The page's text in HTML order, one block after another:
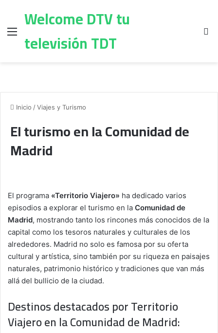
Welcome DTV tu
televisión TDT
Inicio /Viajes y Turismo
El turismo en la Comunidad de
Madrid
El programa «Territorio Viajero» ha dedicado varios
episodios a explorar el turismo en la Comunidad de
Madrid, mostrando tanto los rincones más conocidos de la
capital como los tesoros naturales y culturales de los
alrededores. Madrid no solo es famosa por su oferta
cultural y artística, sino también por su riqueza en paisajes
naturales, patrimonio histórico y tradiciones que van más
allá del bullicio de la ciudad.
Destinos destacados porTerritorio
Viajeroen la Comunidad de Madrid: